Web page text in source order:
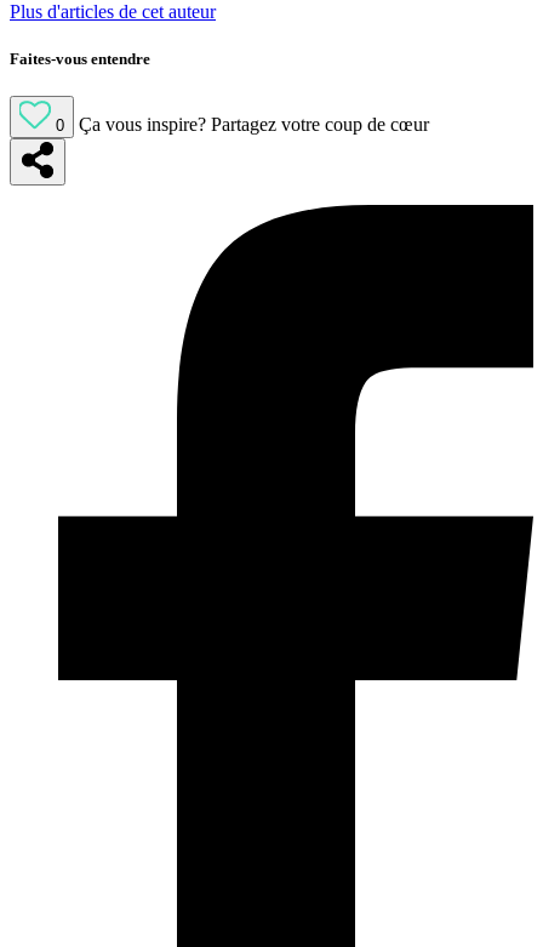
Plus d'articles de cet auteur
Faites-vous entendre
0 Ça vous inspire? Partagez votre coup de cœur